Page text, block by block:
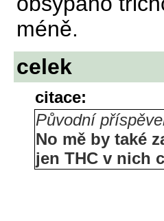
méně.
celek
citace:
Původní
No mě by také
jen THC v nich